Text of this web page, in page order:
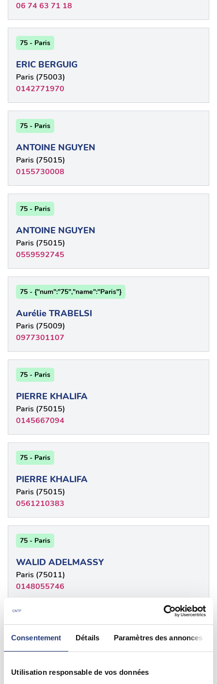
Consentement Détails Paramètres des annonces
Utilisation responsable de vos données
06 74 63 71 18
75 - Paris
ERIC BERGUIG
Paris (75003)
0142771970
75 - Paris
ANTOINE NGUYEN
Paris (75015)
0155730008
75 - Paris
ANTOINE NGUYEN
Paris (75015)
0559592745
75 - {"num":"75","name":"Paris"}
Aurélie TRABELSI
Paris (75009)
0977301107
75 - Paris
PIERRE KHALIFA
Paris (75015)
0145667094
75 - Paris
PIERRE KHALIFA
Paris (75015)
0561210383
75 - Paris
WALID ADELMASSY
Paris (75011)
0148055746
75 - Paris
0145557991